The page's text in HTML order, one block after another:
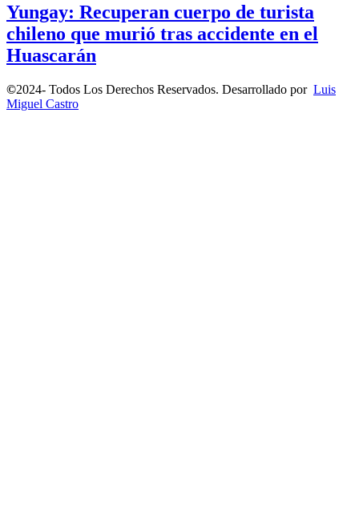
Yungay: Recuperan cuerpo de turista
chileno que murió tras accidente en el
Huascarán
©2024- Todos Los Derechos Reservados. Desarrollado por Luis
Miguel Castro